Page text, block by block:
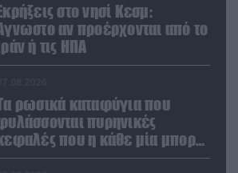
στο νησί Κεσμ:
αν προέρχονται από το
ή τις ΗΠΑ
ρωσικά καταφύγια που
πυρηνικές
που η κάθε μία μπορεί
καταστρέψει «μία